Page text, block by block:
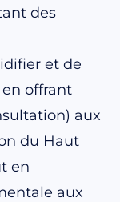
des
et de
offrant
aux
du Haut
en
aux